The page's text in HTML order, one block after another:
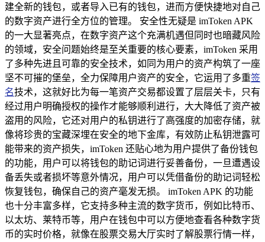
建全新的钱包，或者导入已有的钱包，进而方便快捷地对自己
的数字资产进行全方位的管理。 安全性无疑是 imToken APK
的一大显著亮点，在数字资产这个充满机遇但同时也暗藏风险
的领域，安全问题始终是至关重要的核心要素，imToken 采用
了多种先进且可靠的安全技术，如同为用户的资产构筑了一座
坚不可摧的堡垒，全力保障用户资产的安全，它运用了多重签
名技术，这就好比为每一笔资产交易都设置了层层关卡，只有
经过用户明确授权的操作才能够顺利进行，大大降低了资产被
盗用的风险，它还对用户的私钥进行了高强度的加密存储，就
像将珍贵的宝藏深埋在安全的地下金库，有效防止私钥泄露可
能带来的资产损失，imToken 还贴心地为用户提供了备份钱包
的功能，用户可以将钱包的助记词进行妥善备份，一旦遭遇设
备丢失或者损坏等意外情况，用户可以凭借备份的助记词轻松
恢复钱包，确保自己的资产毫发无损。 imToken APK 的功能
也十分丰富多样，它支持多种主流的数字货币，例如比特币、
以太坊、莱特币等，用户在钱包中可以方便地查看各种数字货
币的实时价格，就像在股票交易大厅实时了解股票行情一样，